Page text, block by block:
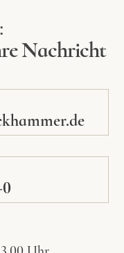
Nachricht